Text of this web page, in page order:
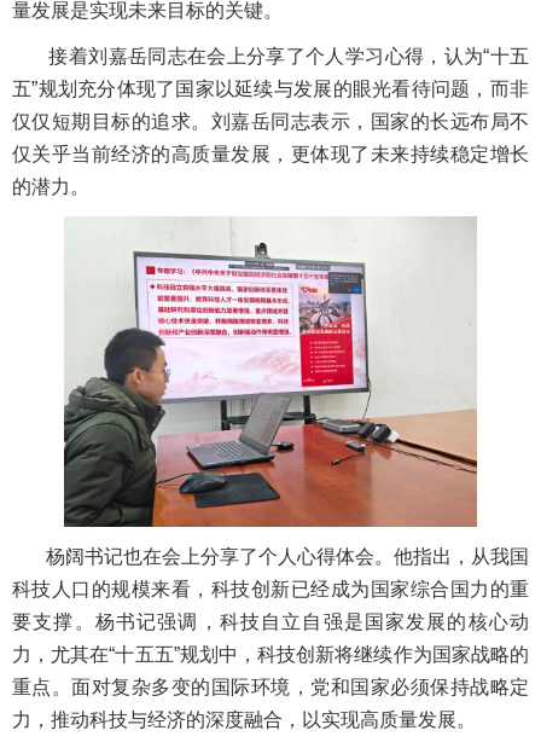
量发展是实现未来目标的关键。
接着刘嘉岳同志在会上分享了个人学习心得，认为“十五
五”规划充分体现了国家以延续与发展的眼光看待问题，而非
仅仅短期目标的追求。刘嘉岳同志表示，国家的长远布局不
仅关乎当前经济的高质量发展，更体现了未来持续稳定增长
的潜力。
杨阔书记也在会上分享了个人心得体会。他指出，从我国
科技人口的规模来看，科技创新已经成为国家综合国力的重
要支撑。杨书记强调，科技自立自强是国家发展的核心动
力，尤其在“十五五”规划中，科技创新将继续作为国家战略的
重点。面对复杂多变的国际环境，党和国家必须保持战略定
力，推动科技与经济的深度融合，以实现高质量发展。